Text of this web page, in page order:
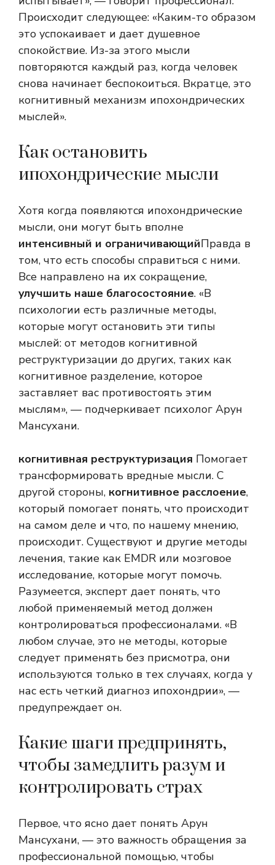
Происходит следующее: «Каким-то образом
это успокаивает и дает душевное
спокойствие. Из-за этого мысли
повторяются каждый раз, когда человек
снова начинает беспокоиться. Вкратце, это
когнитивный механизм ипохондрических
мыслей».
Как остановить
ипохондрические мысли
Хотя когда появляются ипохондрические
мысли, они могут быть вполне
интенсивный и ограничивающийПравда в
том, что есть способы справиться с ними.
Все направлено на их сокращение,
улучшить наше благосостояние. «В
психологии есть различные методы,
которые могут остановить эти типы
мыслей: от методов когнитивной
реструктуризации до других, таких как
когнитивное разделение, которое
заставляет вас противостоять этим
мыслям», — подчеркивает психолог Арун
Мансухани.
когнитивная реструктуризация Помогает
трансформировать вредные мысли. С
другой стороны, когнитивное расслоение,
который помогает понять, что происходит
на самом деле и что, по нашему мнению,
происходит. Существуют и другие методы
лечения, такие как EMDR или мозговое
исследование, которые могут помочь.
Разумеется, эксперт дает понять, что
любой применяемый метод должен
контролироваться профессионалами. «В
любом случае, это не методы, которые
следует применять без присмотра, они
используются только в тех случаях, когда у
нас есть четкий диагноз ипохондрии», —
предупреждает он.
Какие шаги предпринять,
чтобы замедлить разум и
контролировать страх
Первое, что ясно дает понять Арун
Мансухани, — это важность обращения за
профессиональной помощью, чтобы